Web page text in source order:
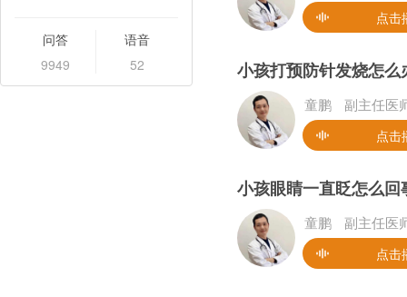
问答
9949
语音
52
点击
小孩打预防针发烧怎么
童鹏 副主任医
点击
小孩眼睛一直眨怎么回
童鹏 副主任医
点击